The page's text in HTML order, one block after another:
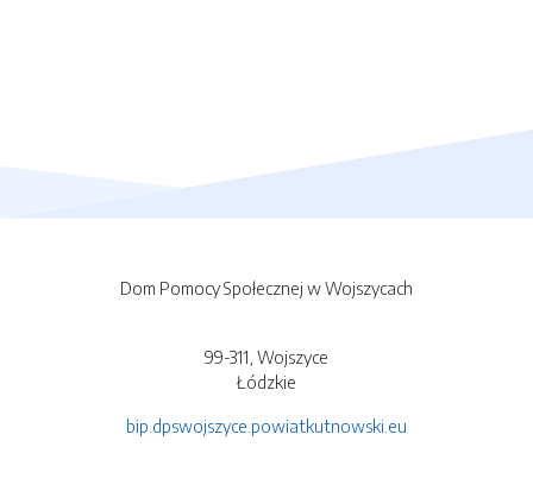
Dom Pomocy Społecznej w Wojszycach
99-311, Wojszyce
Łódzkie
bip.dpswojszyce.powiatkutnowski.eu